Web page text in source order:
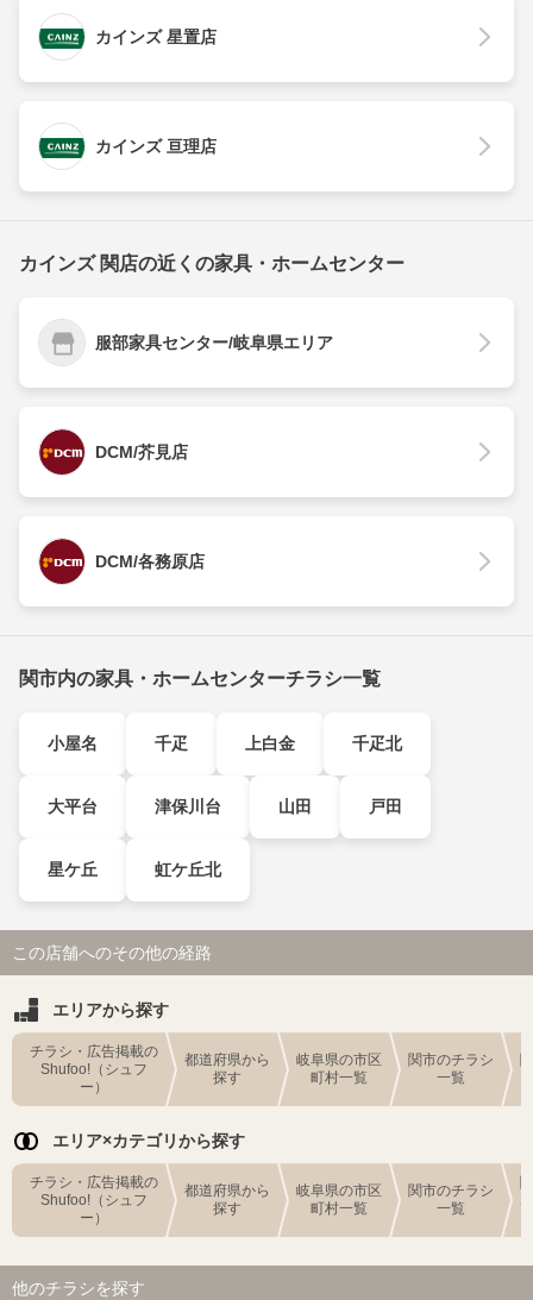
カインズ 星置店
カインズ 亘理店
カインズ 関店の近くの家具・ホームセンター
服部家具センター/岐阜県エリア
DCM/芥見店
DCM/各務原店
関市内の家具・ホームセンターチラシ一覧
小屋名 千疋 上白金 千疋北
大平台 津保川台 山田 戸田
星ケ丘 虹ケ丘北
この店舗へのその他の経路
エリアから探す
チラシ・広告掲載の
Shufoo!（シュフ
ー）
都道府県から
探す
岐阜県の市区
町村一覧
関市のチラシ
一覧
エリア×カテゴリから探す
チラシ・広告掲載の
Shufoo!（シュフ
ー）
都道府県から
探す
岐阜県の市区
町村一覧
関市のチラシ
一覧
他のチラシを探す